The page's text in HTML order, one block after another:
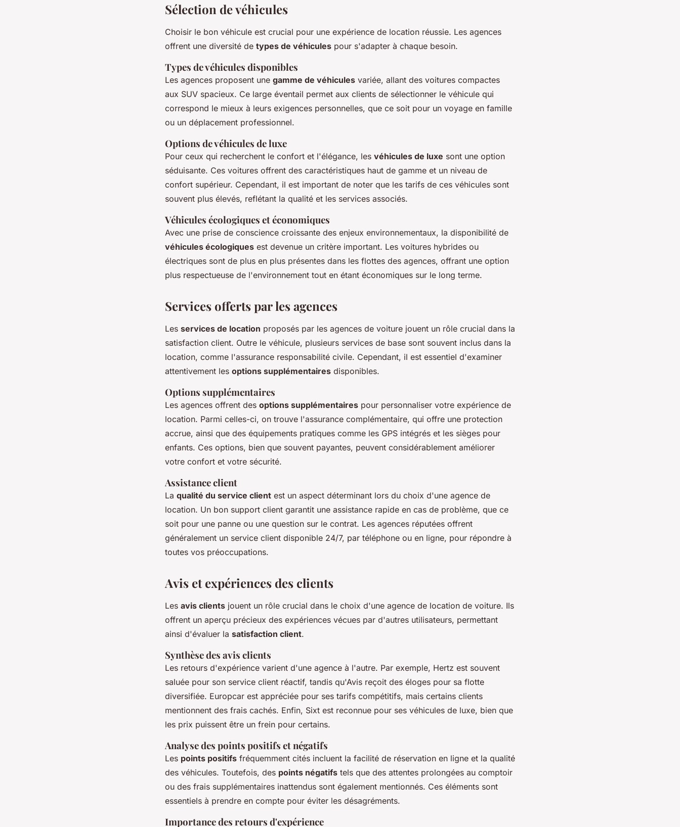
Sélection de véhicules
Choisir le bon véhicule est crucial pour une expérience de location réussie. Les agences
offrent une diversité de types de véhicules pour s'adapter à chaque besoin.
Types de véhicules disponibles
Les agences proposent une gamme de véhicules variée, allant des voitures compactes
aux SUV spacieux. Ce large éventail permet aux clients de sélectionner le véhicule qui
correspond le mieux à leurs exigences personnelles, que ce soit pour un voyage en famille
ou un déplacement professionnel.
Options de véhicules de luxe
Pour ceux qui recherchent le confort et l'élégance, les véhicules de luxe sont une option
séduisante. Ces voitures offrent des caractéristiques haut de gamme et un niveau de
confort supérieur. Cependant, il est important de noter que les tarifs de ces véhicules sont
souvent plus élevés, reflétant la qualité et les services associés.
Véhicules écologiques et économiques
Avec une prise de conscience croissante des enjeux environnementaux, la disponibilité de
véhicules écologiques est devenue un critère important. Les voitures hybrides ou
électriques sont de plus en plus présentes dans les flottes des agences, offrant une option
plus respectueuse de l'environnement tout en étant économiques sur le long terme.
Services offerts par les agences
Les services de location proposés par les agences de voiture jouent un rôle crucial dans la
satisfaction client. Outre le véhicule, plusieurs services de base sont souvent inclus dans la
location, comme l'assurance responsabilité civile. Cependant, il est essentiel d'examiner
attentivement les options supplémentaires disponibles.
Options supplémentaires
Les agences offrent des options supplémentaires pour personnaliser votre expérience de
location. Parmi celles-ci, on trouve l'assurance complémentaire, qui offre une protection
accrue, ainsi que des équipements pratiques comme les GPS intégrés et les sièges pour
enfants. Ces options, bien que souvent payantes, peuvent considérablement améliorer
votre confort et votre sécurité.
Assistance client
La qualité du service client est un aspect déterminant lors du choix d'une agence de
location. Un bon support client garantit une assistance rapide en cas de problème, que ce
soit pour une panne ou une question sur le contrat. Les agences réputées offrent
généralement un service client disponible 24/7, par téléphone ou en ligne, pour répondre à
toutes vos préoccupations.
Avis et expériences des clients
Les avis clients jouent un rôle crucial dans le choix d'une agence de location de voiture. Ils
offrent un aperçu précieux des expériences vécues par d'autres utilisateurs, permettant
ainsi d'évaluer la satisfaction client.
Synthèse des avis clients
Les retours d'expérience varient d'une agence à l'autre. Par exemple, Hertz est souvent
saluée pour son service client réactif, tandis qu'Avis reçoit des éloges pour sa flotte
diversifiée. Europcar est appréciée pour ses tarifs compétitifs, mais certains clients
mentionnent des frais cachés. Enfin, Sixt est reconnue pour ses véhicules de luxe, bien que
les prix puissent être un frein pour certains.
Analyse des points positifs et négatifs
Les points positifs fréquemment cités incluent la facilité de réservation en ligne et la qualité
des véhicules. Toutefois, des points négatifs tels que des attentes prolongées au comptoir
ou des frais supplémentaires inattendus sont également mentionnés. Ces éléments sont
essentiels à prendre en compte pour éviter les désagréments.
Importance des retours d'expérience